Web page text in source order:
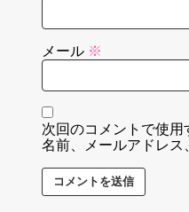
メール ※
次回のコメントで使
名前、メールアドレス